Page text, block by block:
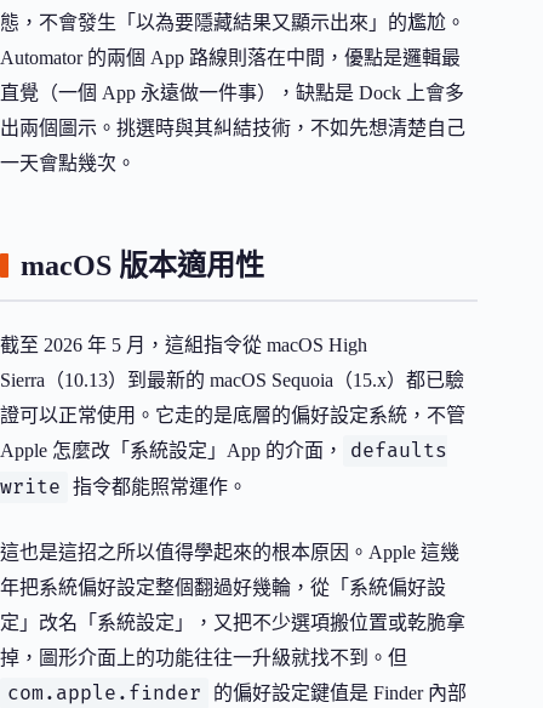
態，不會發生「以為要隱藏結果又顯示出來」的尷尬。
Automator 的兩個 App 路線則落在中間，優點是邏輯最
直覺（一個 App 永遠做一件事），缺點是 Dock 上會多
出兩個圖示。挑選時與其糾結技術，不如先想清楚自己
一天會點幾次。
macOS 版本適用性
截至 2026 年 5 月，這組指令從 macOS High
Sierra（10.13）到最新的 macOS Sequoia（15.x）都已驗
證可以正常使用。它走的是底層的偏好設定系統，不管
Apple 怎麼改「系統設定」App 的介面，
defaults
write
指令都能照常運作。
這也是這招之所以值得學起來的根本原因。Apple 這幾
年把系統偏好設定整個翻過好幾輪，從「系統偏好設
定」改名「系統設定」，又把不少選項搬位置或乾脆拿
掉，圖形介面上的功能往往一升級就找不到。但
com.apple.finder
的偏好設定鍵值是 Finder 內部